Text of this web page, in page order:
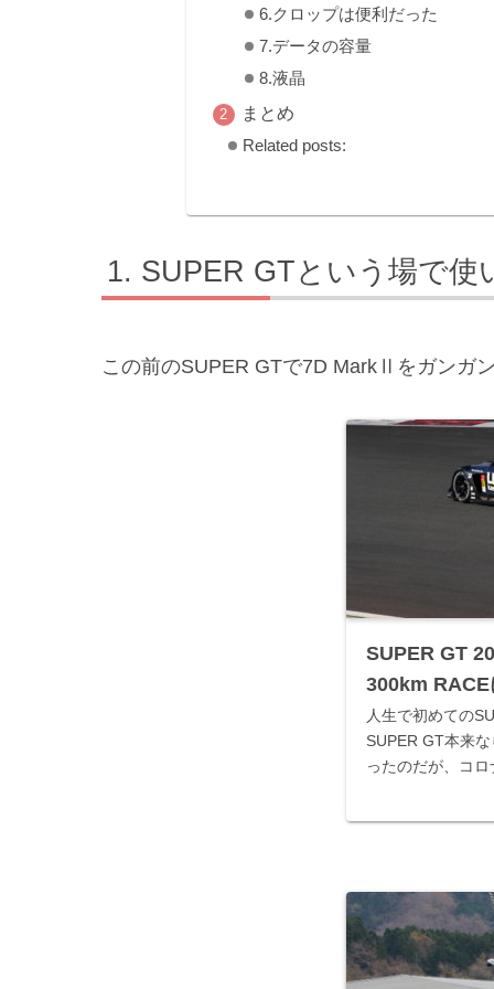
6.クロップは便利だった
7.データの容量
8.液晶
まとめ
Related posts:
SUPER GTという場で使
この前のSUPER GTで7D MarkⅡをガンガ
SUPER GT
300km RACE
人生で初めての
SUPER GT本来
ったのだが、コ
っていたが、日